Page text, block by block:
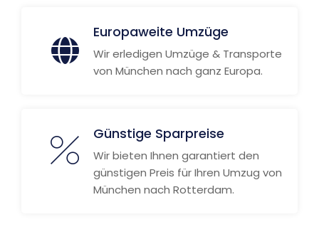
Europaweite Umzüge
Wir erledigen Umzüge & Transporte
von München nach ganz Europa.
Günstige Sparpreise
Wir bieten Ihnen garantiert den
günstigen Preis für Ihren Umzug von
München nach Rotterdam.